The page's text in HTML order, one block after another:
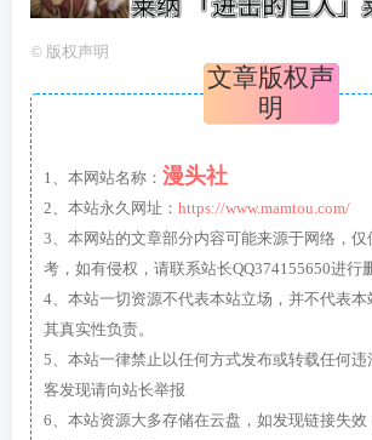
© 版权声明
文章版权声
明
1、本网站名称： 漫头社
2、本站永久网址： https://www.mamtou.com/
3、本网站的文章部分内容可能来源于网络，仅
考，如有侵权，请联系站长QQ374155650进行
4、本站一切资源不代表本站立场，并不代表
其真实性负责。
5、本站一律禁止以任何方式发布或转载任何
客发现请向站长举报
6、本站资源大多存储在云盘，如发现链接失效